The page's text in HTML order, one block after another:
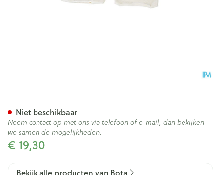
€ 19,30
Niet beschikbaar
Neem contact op met ons via telefoon of e-mail, dan bekijken
we samen de mogelijkheden.
Bekijk alle producten van Bota